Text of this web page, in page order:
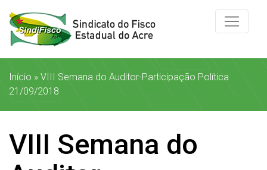
Início » VIII Semana do Auditor-Participação Política
21/09/2018
VIII Semana do